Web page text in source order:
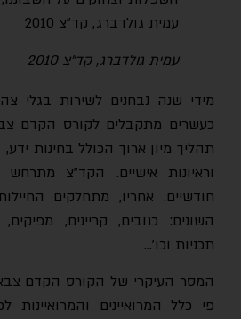
עמית גולדברג, קד"צ 2010
עמית גולדברג, קד"צ 2010
מידי שנה נבחנים לשירות בגלי צה"ל
כעשרים מתקבלים לקורס הקדם צבאי
תהליך מיון ארוך הכולל בחינות ידע,
וראיונות אישיים. הקד"צ מתרחש
חודשיים. אחריו, מתחלקים החיילות
השונים: כתבים, קריינים, מפיקים,
תכניות וכו'…
המסר העיקרי של הקורס הקדם צבאי
פי כלל המרואיינים והמרואיינות